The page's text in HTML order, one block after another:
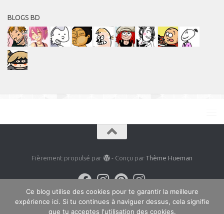
BLOGS BD
Fièrement propulsé par - Conçu par Thème Hueman
Ce blog utilise des cookies pour te garantir la meilleure
expérience ici. Si tu continues à naviguer dessus, cela signifie
que tu acceptes l'utilisation des cookies.